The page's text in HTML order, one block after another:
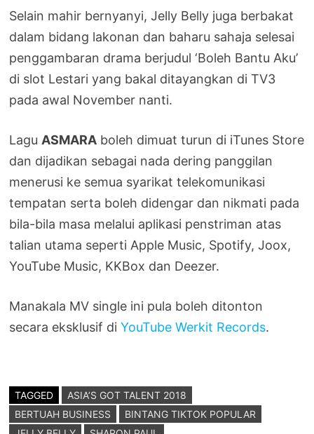
Selain mahir bernyanyi, Jelly Belly juga berbakat
dalam bidang lakonan dan baharu sahaja selesai
penggambaran drama berjudul ‘Boleh Bantu Aku’
di slot Lestari yang bakal ditayangkan di TV3
pada awal November nanti.
Lagu ASMARA boleh dimuat turun di iTunes Store
dan dijadikan sebagai nada dering panggilan
menerusi ke semua syarikat telekomunikasi
tempatan serta boleh didengar dan nikmati pada
bila-bila masa melalui aplikasi penstriman atas
talian utama seperti Apple Music, Spotify, Joox,
YouTube Music, KKBox dan Deezer.
Manakala MV single ini pula boleh ditonton
secara eksklusif diYouTube Werkit Records.
TAGGED
ASIA’S GOT TALENT 2018
BERTUAH BUSINESS
BINTANG TIKTOK POPULAR